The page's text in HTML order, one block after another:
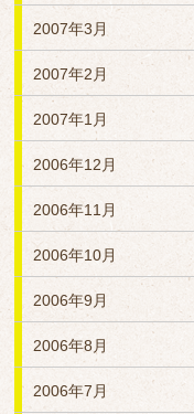
2007年3月
2007年2月
2007年1月
2006年12月
2006年11月
2006年10月
2006年9月
2006年8月
2006年7月